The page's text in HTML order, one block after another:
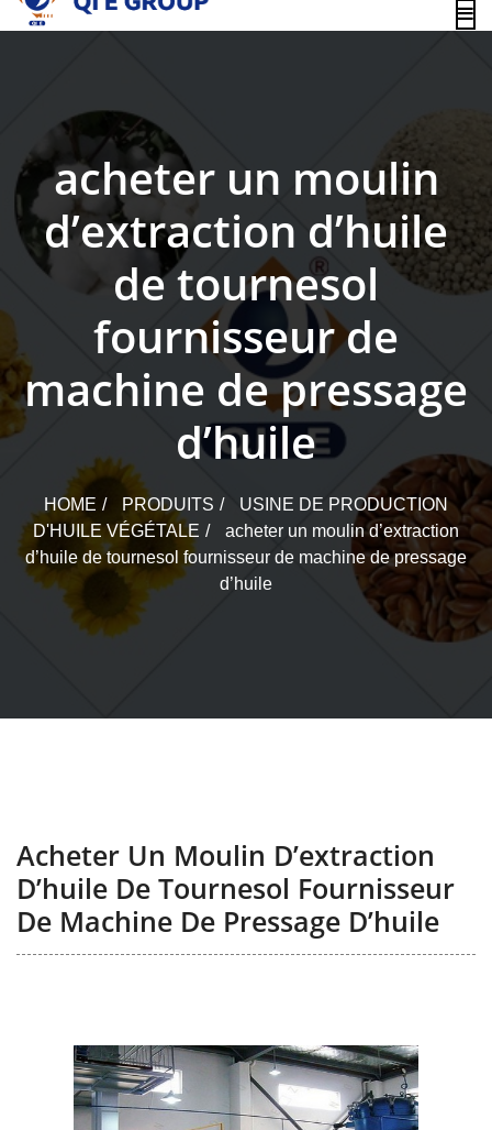
content
acheter un moulin
d’extraction d’huile
de tournesol
fournisseur de
machine de pressage
d’huile
HOME PRODUITS
USINE DE PRODUCTION
D'HUILE VÉGÉTALE
acheter un moulin d’extraction
d’huile de tournesol fournisseur de machine de pressage
d’huile
Acheter Un Moulin D’extraction
D’huile De Tournesol Fournisseur
De Machine De Pressage D’huile